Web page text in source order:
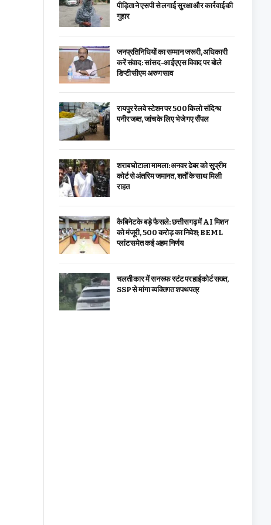
पीड़िता ने एसपी से लगाई सुरक्षा और कार्रवाई की
गुहार
जनप्रतिनिधियों का सम्मान जरूरी, अधिकारी
करें संवाद: सांसद-आईएएस विवाद पर बोले
डिप्टी सीएम अरुण साव
रायपुर रेलवे स्टेशन पर 500 किलो संदिग्ध
पनीर जब्त, जांच के लिए भेजे गए सैंपल
शराब घोटाला मामला: अनवर ढेबर को सुप्रीम
कोर्ट से अंतरिम जमानत, शर्तों के साथ मिली
राहत
कैबिनेट के बड़े फैसले: छत्तीसगढ़ में AI मिशन
को मंजूरी, 500 करोड़ का निवेश; BEML
प्लांट समेत कई अहम निर्णय
चलती कार में सनरूफ स्टंट पर हाईकोर्ट सख्त,
SSP से मांगा व्यक्तिगत शपथपत्र